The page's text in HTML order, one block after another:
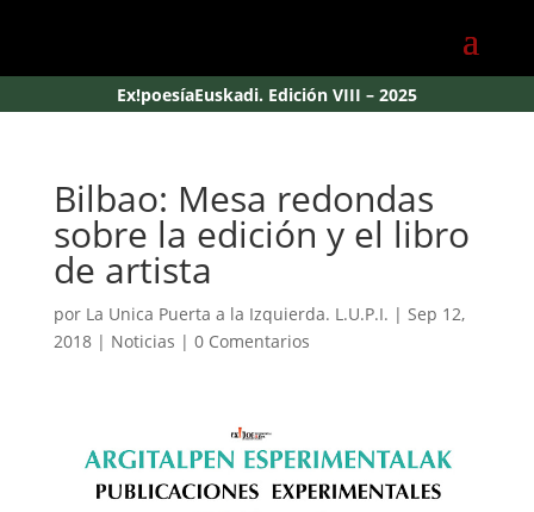
Ex!poesíaEuskadi. Edición VIII – 2025
Bilbao: Mesa redondas
sobre la edición y el libro
de artista
por La Unica Puerta a la Izquierda. L.U.P.I. | Sep 12,
2018| Noticias | 0 Comentarios